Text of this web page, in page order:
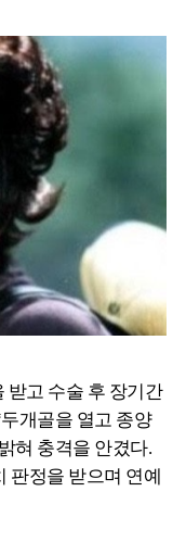
받고 수술 후 장기간
개골을 열고 종양
혀 충격을 안겼다.
판정을 받으며 연예